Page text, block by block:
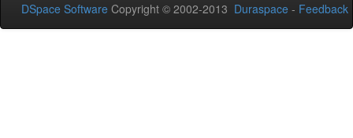
DSpace Software Copyright © 2002-2013 Duraspace - Feedback